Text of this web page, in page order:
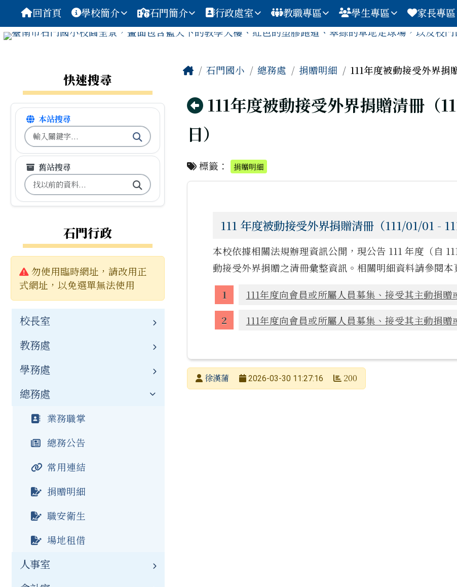
跳至主內容區
臺南市安平區石門國小
導覽列回首頁 學校簡介 石門簡介 行政處室 教職專區 學生專區 家長專區
左邊區域內容
快速搜尋
本站搜尋
搜尋台南市石門國小全球資訊網關鍵字
舊站搜尋
搜尋台南市石門國小舊校網關鍵字
石門行政
警告:
勿使用臨時網址，請改用正
式網址，以免選單無法使用
校長室
校長簡介
聯絡資訊
新聞報導
教務處
業務職掌
教務公告
榮譽榜
公開資訊
常用連結
資通安全
資源班
學務處
業務職掌
學務公告
常用連結
公開資訊
榮譽榜
總務處
業務職掌
總務公告
常用連結
捐贈明細
職安衛生
場地租借
人事室
主內容區域
Home石門國小 總務處 捐贈明細 111年度被動接受外界捐
回上頁
111年度被動接受外界捐贈清冊（
日）
標籤： 捐贈明細
111 年度被動接受外界捐贈清冊（111/01/01 -
本校依據相關法規辦理資訊公開，現公告 111 年度（自
動接受外界捐贈之清冊彙整資訊。相關明細資料請參閱本
111年度向會員或所屬人員募集、接受其主動捐
111年度向會員或所屬人員募集、接受其主動捐
發布者徐漢蒲
2026-03-30 11:27:16 200